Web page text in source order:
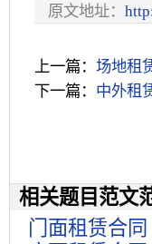
原文地址：
上一篇： 场地租
下一篇： 中外租
相关题目范文
门面租赁合同